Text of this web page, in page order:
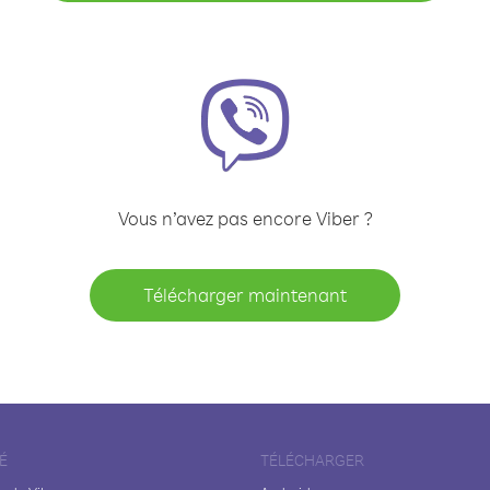
Vous n’avez pas encore Viber ?
Télécharger maintenant
TÉLÉCHARGER